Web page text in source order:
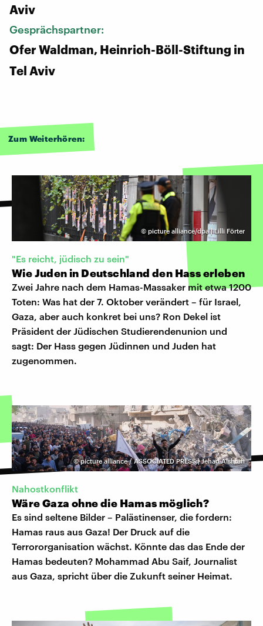
Aviv
Gesprächspartner:
Ofer Waldman, Heinrich-Böll-Stiftung in
Tel Aviv
Zum Weiterhören:
© picture alliance/dpa | Lilli Förter
"Es reicht, jüdisch zu sein"
Wie Juden in Deutschland den Hass erleben
Zwei Jahre nach dem Hamas-Massaker mit etwa 1200
Toten: Was hat der 7. Oktober verändert – für Israel,
Gaza, aber auch konkret bei uns? Ron Dekel ist
Präsident der Jüdischen Studierendenunion und
sagt: Der Hass gegen Jüdinnen und Juden hat
zugenommen.
©picture alliance / ASSOCIATED PRESS | Jehad Alshrafi
Nahostkonflikt
Wäre Gaza ohne die Hamas möglich?
Es sind seltene Bilder – Palästinenser, die fordern:
Hamas raus aus Gaza! Der Druck auf die
Terrororganisation wächst. Könnte das das Ende der
Hamas bedeuten? Mohammad Abu Saif, Journalist
aus Gaza, spricht über die Zukunft seiner Heimat.